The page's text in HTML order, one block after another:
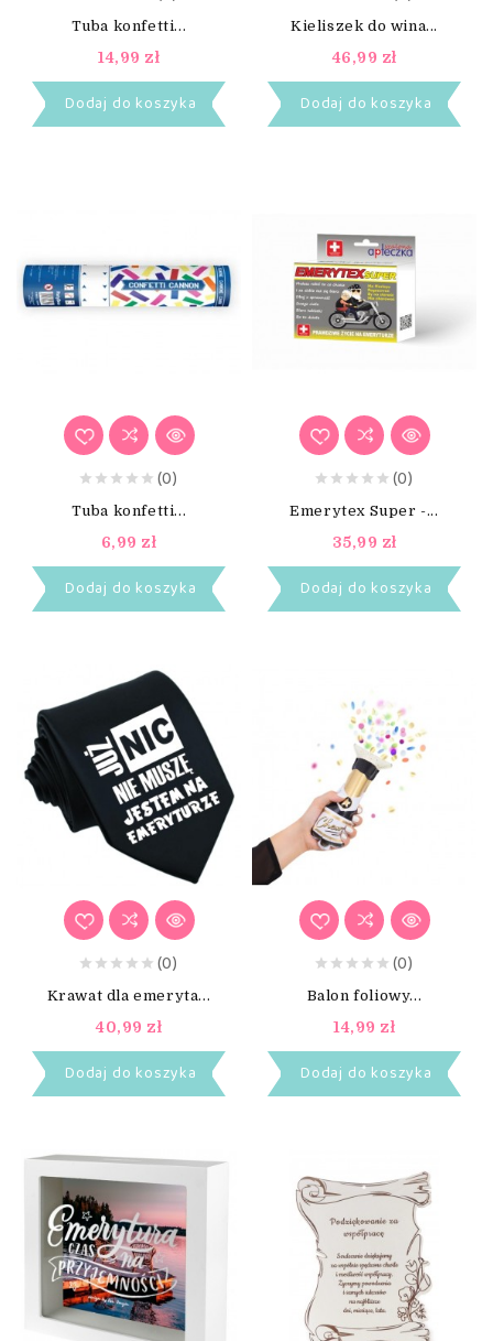
Tuba konfetti...
14,99 zł
Dodaj do koszyka
Kieliszek do wina...
46,99 zł
Dodaj do koszyka
(0)
Tuba konfetti...
6,99 zł
Dodaj do koszyka
(0)
Emerytex Super -...
35,99 zł
Dodaj do koszyka
(0)
Krawat dla emeryta...
40,99 zł
Dodaj do koszyka
(0)
Balon foliowy...
14,99 zł
Dodaj do koszyka